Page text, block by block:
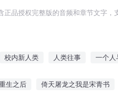
品授权完整版的音频和章节文字，
校内新人类 人类往事 一个人
生之后 倚天屠龙之我是宋青书